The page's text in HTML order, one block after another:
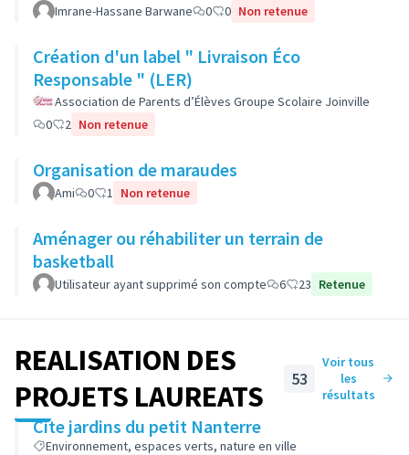
Imrane-Hassane Barwane 0 0 Non retenue
Création d'un label " Livraison Éco
Responsable " (LER)
Association de Parents d’Élèves Groupe Scolaire Joinville
0
2 Non retenue
Organisation de maraudes
Ami 0 1 Non retenue
Aménager ou réhabiliter un terrain de
basketball
Utilisateur ayant supprimé son compte 6 23 Retenue
REALISATION DES
PROJETS LAUREATS
53
Voir tous
les
résultats
Cite jardins du petit Nanterre
Environnement, espaces verts, nature en ville